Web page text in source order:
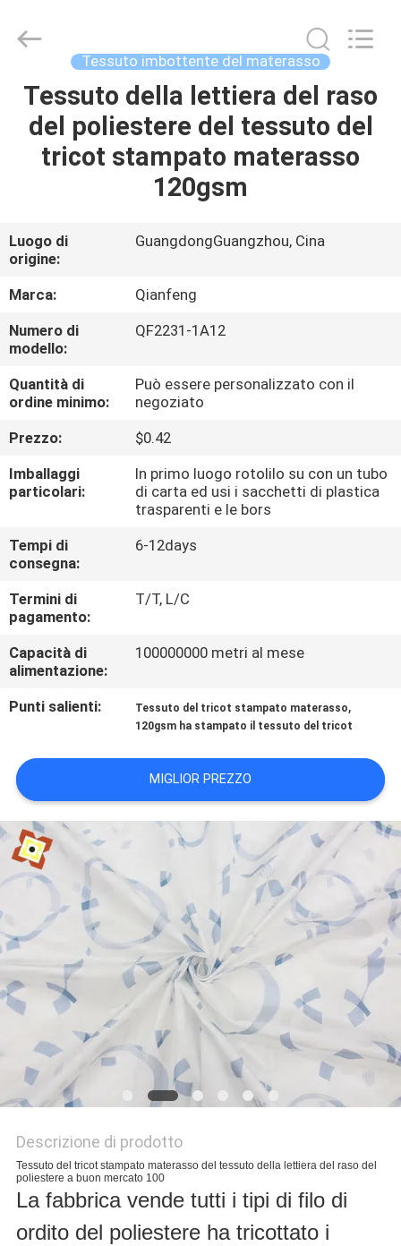
CASA
PRODOTTI
VR
CIRCA
NOI
GIRO
DELLA
FABBRICA
CONTROLLO
DI
QUALITÀ
CONTATTICI
NOTIZIE
UNA
CITAZIONE
MAPPA
DEL
SITO
PRIVACY
POLICY
Tessuto imbottente del materasso
Tessuto della lettiera del raso
del poliestere del tessuto del
tricot stampato materasso
120gsm
Luogo di
origine:
GuangdongGuangzhou, Cina
Marca:
Qianfeng
Numero di
modello:
QF2231-1A12
Quantità di
ordine minimo:
Può essere personalizzato con il
negoziato
Prezzo:
$0.42
Imballaggi
particolari:
In primo luogo rotolilo su con un tubo
di carta ed usi i sacchetti di plastica
trasparenti e le bors
Tempi di
consegna:
6-12days
Termini di
pagamento:
T/T, L/C
Capacità di
alimentazione:
100000000 metri al mese
Punti salienti: Tessuto del tricot stampato materasso,
120gsm ha stampato il tessuto del tricot
MIGLIOR PREZZO
Descrizione di prodotto
Tessuto del tricot stampato materasso del tessuto della lettiera del raso del
poliestere a buon mercato 100
La fabbrica vende tutti i tipi di filo di
ordito del poliestere ha tricottato i